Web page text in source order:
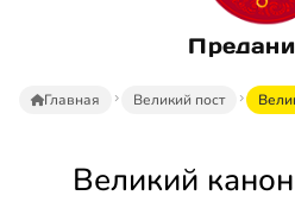
Главная Великий пост
Великий